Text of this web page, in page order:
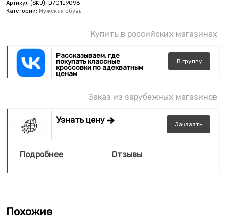
Артикул (SKU): D701L9096
Категории: Мужская обувь
Купить в российских магазинах
Рассказываем, где
покупать классные
кроссовки по адекватным
ценам
В группу
Заказ из зарубежных магазинов
Узнать цену Заказать
Подробнее Отзывы
Похожие